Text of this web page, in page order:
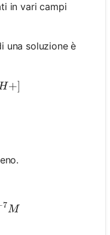
in vari campi
una soluzione è
-log_{10}[H+]
+]
1 x 10^{-7} M
7M